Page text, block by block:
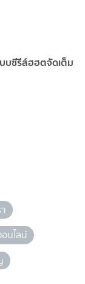
บซีรีส์ฮฮตจัดเต็ม
นไลน์